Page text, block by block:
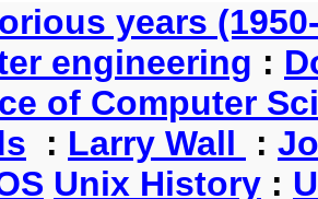
years
engineering :
of Computer
: Larry Wall :
Unix History :